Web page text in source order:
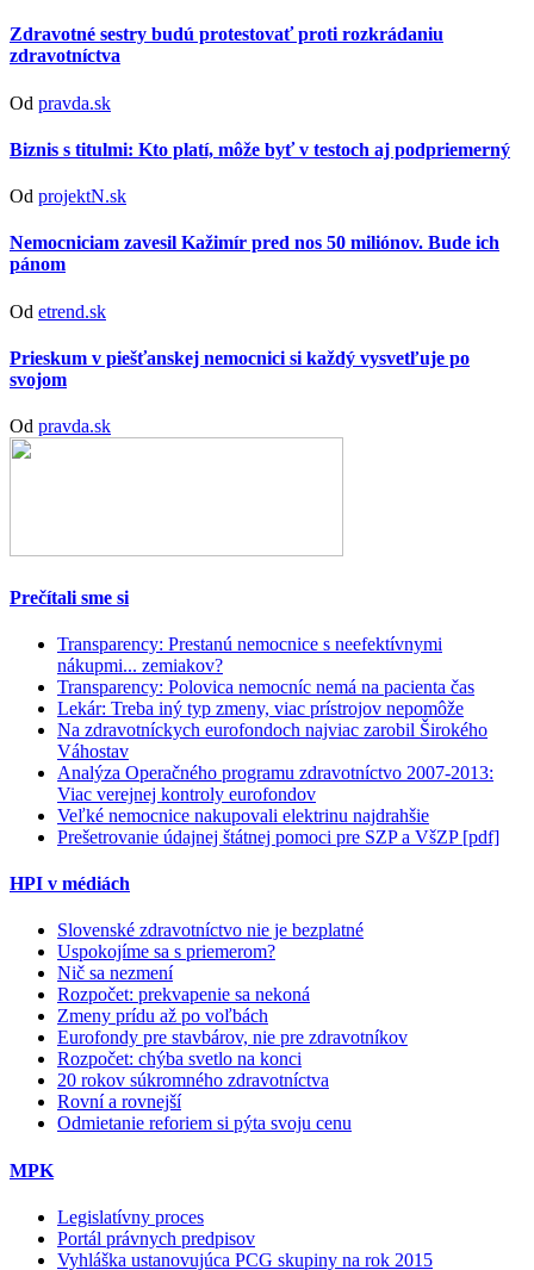
Zdravotné sestry budú protestovať proti rozkrádaniu
zdravotníctva
Od pravda.sk
Biznis s titulmi: Kto platí, môže byť v testoch aj podpriemerný
Od projektN.sk
Nemocniciam zavesil Kažimír pred nos 50 miliónov. Bude ich
pánom
Od etrend.sk
Prieskum v piešťanskej nemocnici si každý vysvetľuje po
svojom
Od pravda.sk
Prečítali sme si
Transparency: Prestanú nemocnice s neefektívnymi
nákupmi... zemiakov?
Transparency: Polovica nemocníc nemá na pacienta čas
Lekár: Treba iný typ zmeny, viac prístrojov nepomôže
Na zdravotníckych eurofondoch najviac zarobil Širokého
Váhostav
Analýza Operačného programu zdravotníctvo 2007-2013:
Viac verejnej kontroly eurofondov
Veľké nemocnice nakupovali elektrinu najdrahšie
Prešetrovanie údajnej štátnej pomoci pre SZP a VšZP [pdf]
HPI v médiách
Slovenské zdravotníctvo nie je bezplatné
Uspokojíme sa s priemerom?
Nič sa nezmení
Rozpočet: prekvapenie sa nekoná
Zmeny prídu až po voľbách
Eurofondy pre stavbárov, nie pre zdravotníkov
Rozpočet: chýba svetlo na konci
20 rokov súkromného zdravotníctva
Rovní a rovnejší
Odmietanie reforiem si pýta svoju cenu
MPK
Legislatívny proces
Portál právnych predpisov
Vyhláška ustanovujúca PCG skupiny na rok 2015